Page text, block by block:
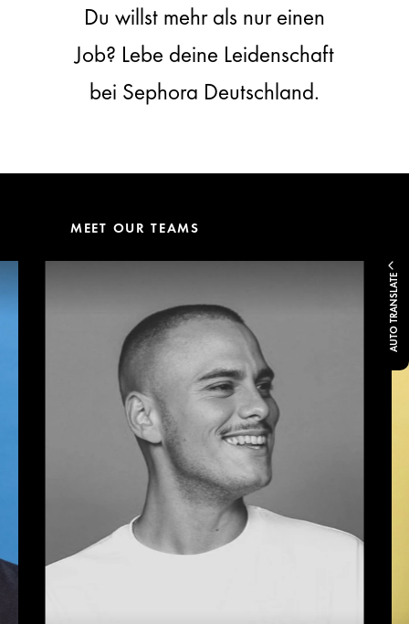
AUTO TRANSLATE
Du willst mehr als nur einen
Job? Lebe deine Leidenschaft
bei Sephora Deutschland.
MEET OUR TEAMS